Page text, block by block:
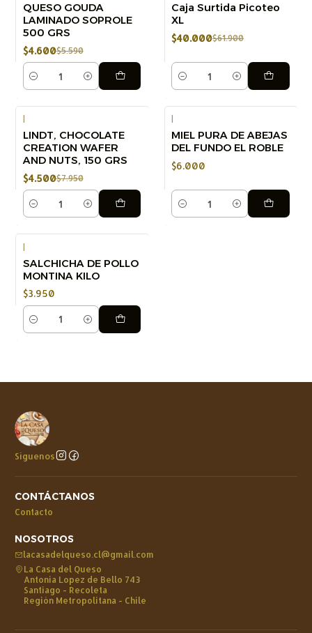
-18%
Nuevo
QUESO GOUDA
LAMINADO SOPROLE
500 GRS
$4.600$5.590
Cantidad
-35%
Caja Surtida Picoteo
XL
$40.000$61.900
Cantidad
-43%
Nuevo
LINDT, CHOCOLATE
CREATION WAFER
AND NUTS, 150 GRS
$4.500$7.950
Cantidad
MIEL PURA DE ABEJAS
DEL FUNDO EL ROBLE
$6.000
Cantidad
|
SALCHICHA DE POLLO
MONTINA KILO
$3.950
Cantidad
Síguenos
CONTÁCTANOS
Contacto
NOSOTROS
lacasadelqueso.cl@gmail.com
La Casa del Queso
Antonia Lopez de Bello 743
Santiago - Recoleta
Región Metropolitana - Chile